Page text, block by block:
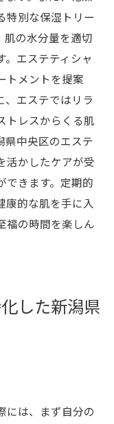
特別な保湿トリー
肌の水分量を適切
。エステティシャ
トメントを提案
、エステではリラ
トレスからくる肌
県中央区のエステ
活かしたケアが受
できます。定期的
康的な肌を手に入
福の時間を楽しん
した新潟県
には、まず自分の